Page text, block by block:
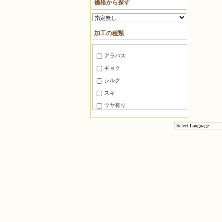
10mm～15mm
15mm～20mm
20mm～30mm
30mm～40mm
40mm～50mm
50mm～60mm
60mm～80mm
80mm 以上
ＢＦパック約7g
糸通しビーズ約75cm
糸通しビーズ約1m
糸通しビーズ約5m
糸通しビーズ約10m
マルケース約3g
角ケース約20g
価格から探す
加工の種類
アラバス
ギョク
シルク
スキ
ツヤ有り
ツヤ消し